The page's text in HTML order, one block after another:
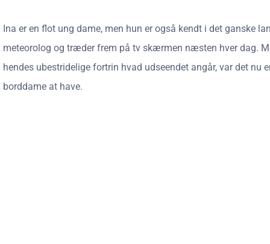
Ina er en flot ung dame, men hun er også kendt i det ganske
meteorolog og træder frem på tv skærmen næsten hver dag.
hendes ubestridelige fortrin hvad udseendet angår, var det nu
borddame at have.